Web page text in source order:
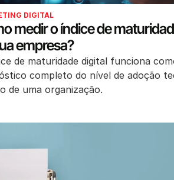
DIGITAL
medir o índice de
empresa?
de maturidade digital funciona
completo do nível de adoção
de uma organização.